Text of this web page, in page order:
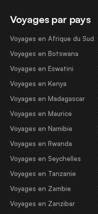
Voyages par pays
Voyages en Afrique du Sud
Voyages en Botswana
Voyages en Eswatini
Voyages en Kenya
Voyages en Madagascar
Voyages en Maurice
Voyages en Namibie
Voyages en Rwanda
Voyages en Seychelles
Voyages en Tanzanie
Voyages en Zambie
Voyages en Zanzibar